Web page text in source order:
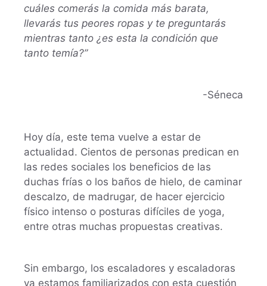
cuáles comerás la comida más barata,
llevarás tus peores ropas y te preguntarás
mientras tanto ¿es esta la condición que
tanto temía?”
-Séneca
Hoy día, este tema vuelve a estar de
actualidad. Cientos de personas predican en
las redes sociales los beneficios de las
duchas frías o los baños de hielo, de caminar
descalzo, de madrugar, de hacer ejercicio
físico intenso o posturas difíciles de yoga,
entre otras muchas propuestas creativas.
Sin embargo, los escaladores y escaladoras
ya estamos familiarizados con esta cuestión